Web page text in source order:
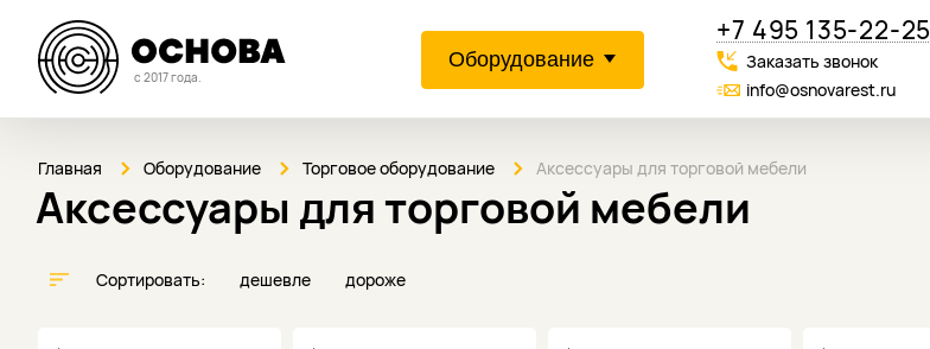
с 2017 года.
Оборудование
+7 495 135-22-25
Заказать звонок
info@osnovarest.ru
Главная Оборудование Торговое оборудование Аксессуары для торговой мебели
Аксессуары для торговой мебели
Сортировать: дешевле дороже